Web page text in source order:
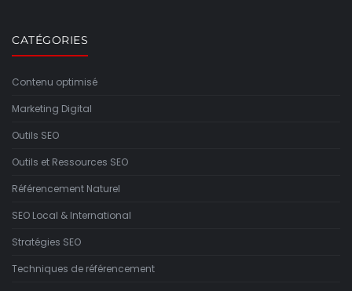
CATÉGORIES
Contenu optimisé
Marketing Digital
Outils SEO
Outils et Ressources SEO
Référencement Naturel
SEO Local & International
Stratégies SEO
Techniques de référencement